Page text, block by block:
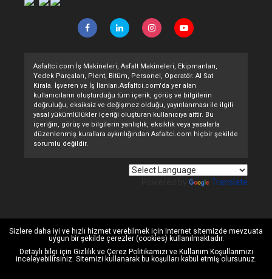
Asfaltci.com İş Makineleri, Asfalt Makineleri, Ekipmanları,
Yedek Parçaları, Plent, Bitüm, Personel, Operatör. Al Sat
Kirala. İşveren ve İş İlanları.Asfaltci.com'da yer alan
kullanıcıların oluşturduğu tüm içerik, görüş ve bilgilerin
doğruluğu, eksiksiz ve değişmez olduğu, yayınlanması ile ilgili
yasal yükümlülükler içeriği oluşturan kullanıcıya aittir. Bu
içeriğin, görüş ve bilgilerin yanlışlık, eksiklik veya yasalarla
düzenlenmiş kurallara aykırılığından Asfaltci.com hiçbir şekilde
sorumlu değildir.
Translate
Sizlere daha iyi ve hızlı hizmet verebilmek için Internet sitemizde mevzuata
uygun bir şekilde çerezler (cookies) kullanılmaktadır.
Detaylı bilgi için Gizlilik ve Çerez Politikamızı ve Kullanım Koşullarımızı
inceleyebilirsiniz. Sitemizi kullanarak bu koşulları kabul etmiş olursunuz.